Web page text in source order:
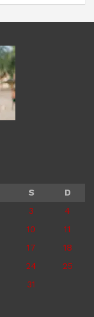
S
D
3
4
10
11
17
18
24
25
31